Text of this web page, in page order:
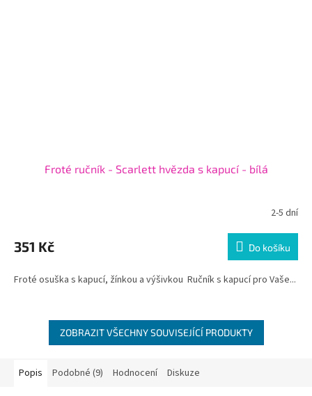
Froté ručník - Scarlett hvězda s kapucí - bílá
2-5 dní
351 Kč Do košíku
Froté osuška s kapucí, žínkou a výšivkou Ručník s kapucí pro Vaše...
ZOBRAZIT VŠECHNY SOUVISEJÍCÍ PRODUKTY
Popis Podobné (9) Hodnocení Diskuze